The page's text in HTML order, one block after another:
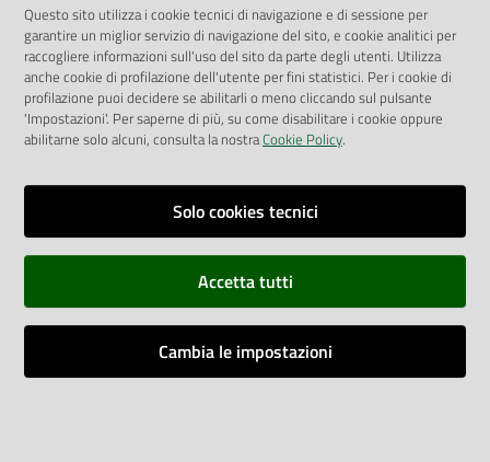
Privacy Policy
Attuazione Misure PNRR
Liste di Attesa
ENTI, IMPRESE E PARTNER
Fatturazione Elettronica
Richiesta Patrocinio
Dichiarazione di Accessibilità
Dati di Monitoraggio
Questo sito utilizza i cookie tecnici di navigazione e di sessione per
garantire un miglior servizio di navigazione del sito, e cookie analitici per
raccogliere informazioni sull'uso del sito da parte degli utenti. Utilizza
anche cookie di profilazione dell'utente per fini statistici. Per i cookie di
profilazione puoi decidere se abilitarli o meno cliccando sul pulsante
'Impostazioni'. Per saperne di più, su come disabilitare i cookie oppure
abilitarne solo alcuni, consulta la nostraCookie Policy.
Solo cookies tecnici
Accetta tutti
Cambia le impostazioni